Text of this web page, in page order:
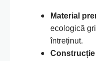
Material
ecologică
întreținut.